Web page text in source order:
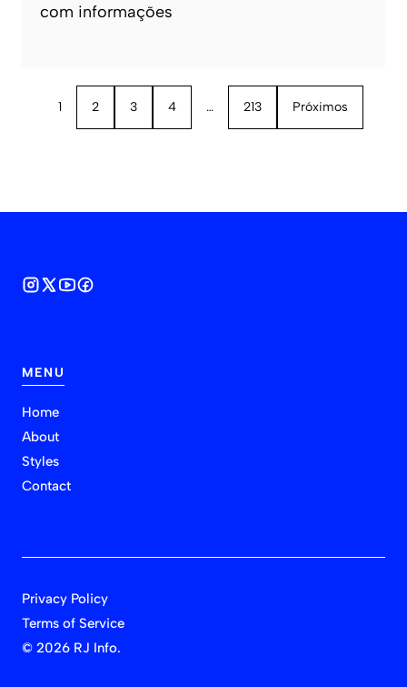
com informações
1 2 3 4 … 213 Próximos
MENU
Home
About
Styles
Contact
© 2026 RJ Info.
Privacy Policy
Terms of Service